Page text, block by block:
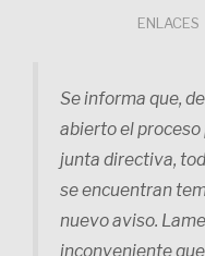
ENLACES
Se informa que,
abierto el
junta directiva,
se encuentran
nuevo aviso.
inconveniente